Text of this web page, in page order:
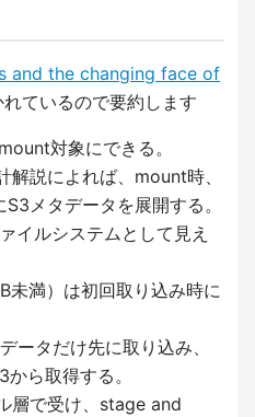
and the changing face of
ているので要約します
対象にできる。
説によれば、mount時、
メタデータを展開する。
イルシステムとして見え
未満）は初回取り込み時に
ータだけ先に取り込み、
ら取得する。
層で受け、stage and